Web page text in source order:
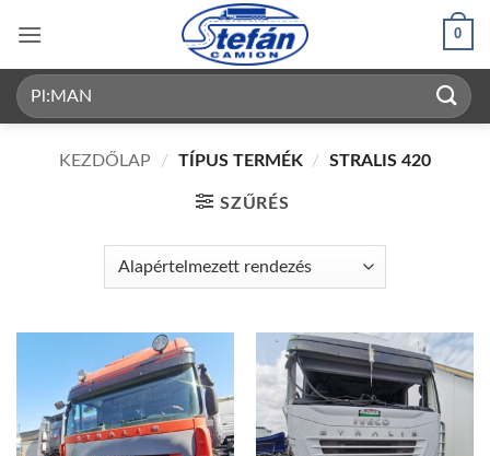
content
0
Keresés
a
KEZDŐLAP / TÍPUS TERMÉK / STRALIS 420
SZŰRÉS